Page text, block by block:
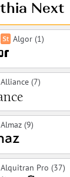
Algor (1)
Alliance (7)
Almaz (9)
Alquitran Pro (37)